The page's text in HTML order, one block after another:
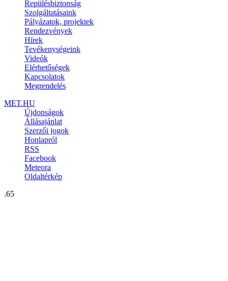
Repülésbiztonság
Szolgáltatásaink
Pályázatok, projektek
Rendezvények
Hírek
Tevékenységeink
Videók
Elérhetőségek
Kapcsolatok
Megrendelés
MET.HU
Újdonságok
Állásajánlat
Szerzői jogok
Honlapról
RSS
Facebook
Meteora
Oldaltérkép
.65